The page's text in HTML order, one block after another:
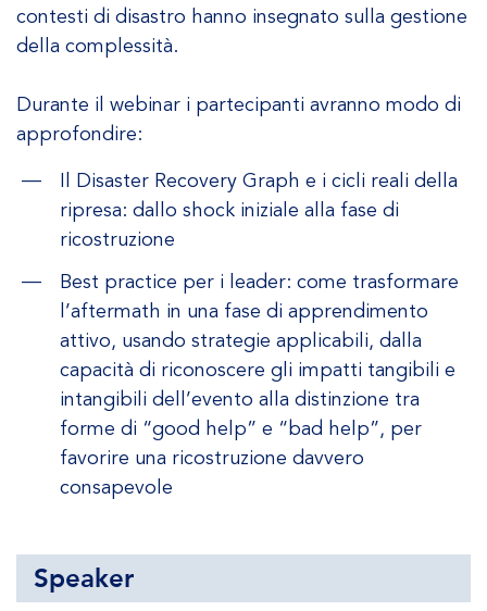
contesti di disastro hanno insegnato sulla gestione
della complessità.
Durante il webinar i partecipanti avranno modo di
approfondire:
Il Disaster Recovery Graph e i cicli reali della
ripresa: dallo shock iniziale alla fase di
ricostruzione
Best practice per i leader: come trasformare
l’after­math in una fase di apprendimento
attivo, usando strategie applicabili, dalla
capacità di riconoscere gli impatti tangibili e
intangibili dell’evento alla distinzione tra
forme di “good help” e “bad help”, per
favorire una ricostruzione davvero
consapevole
Speaker